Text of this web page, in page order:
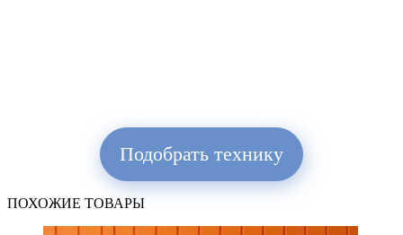
Подобрать технику
ПОХОЖИЕ ТОВАРЫ